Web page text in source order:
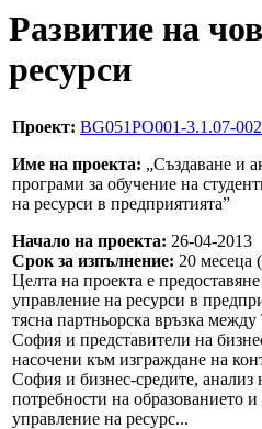
Развитие на
ресурси
Проект: BG051PO001-3.1.07-
Име на проекта: „Създаване и
програми за обучение на
на ресурси в предприятията”
Начало на проекта: 26-04-2013
Срок за изпълнение: 20 месеца
Целта на проекта е
управление на ресурси в
тясна партньорска връзка
София и представители на
насочени към изграждане на
София и бизнес-средите, анализ
потребности на образованието и
управление на ресурс...